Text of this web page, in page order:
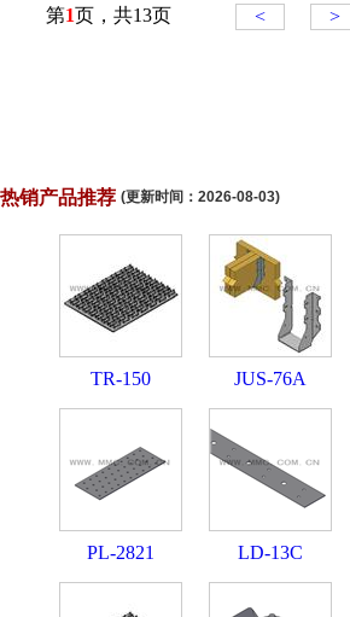
热销产品推荐 (更新时间： 2026-08-03)
TR-150 JUS-76A
PL-2821 LD-13C